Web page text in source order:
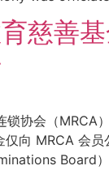
慈善
锁协会（
向 MRCA 会
Board